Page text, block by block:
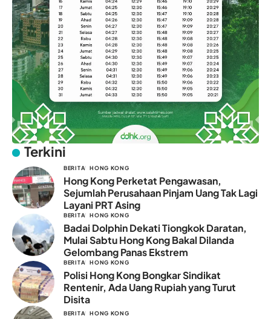
Terkini
BERITA HONG KONG
Hong Kong Perketat Pengawasan,
Sejumlah Perusahaan Pinjam Uang Tak Lagi
Layani PRT Asing
BERITA HONG KONG
Badai Dolphin Dekati Tiongkok Daratan,
Mulai Sabtu Hong Kong Bakal Dilanda
Gelombang Panas Ekstrem
BERITA HONG KONG
Polisi Hong Kong Bongkar Sindikat
Rentenir, Ada Uang Rupiah yang Turut
Disita
BERITA HONG KONG